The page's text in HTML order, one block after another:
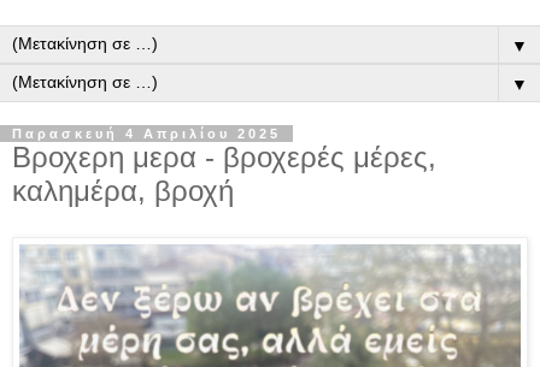
▼
▼
Παρασκευή 4 Απριλίου 2025
Βροχερη μερα - βροχερές μέρες,
καλημέρα, βροχή